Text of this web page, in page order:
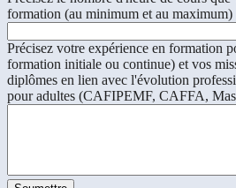
formation (au minimum et au maximum)
Précisez votre expérience en formation
formation initiale ou continue) et vos
diplômes en lien avec l'évolution
pour adultes (CAFIPEMF, CAFFA,